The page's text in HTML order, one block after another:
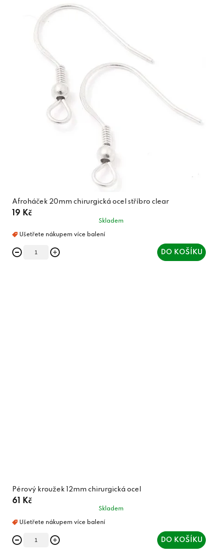
Afroháček 20mm chirurgická ocel stříbro clear
19 Kč
Skladem
DO KOŠÍKU
Pérový kroužek 12mm chirurgická ocel
61 Kč
Skladem
DO KOŠÍKU